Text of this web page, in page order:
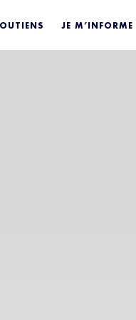
JE M’INFORME